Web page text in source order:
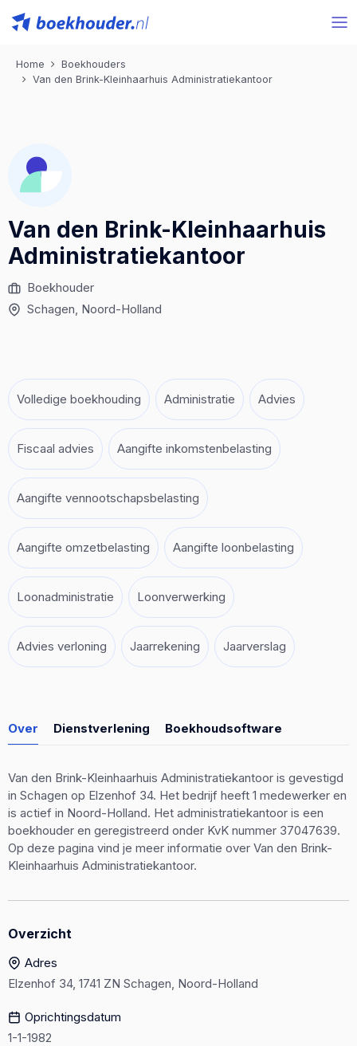
Home
Boekhouders
Van den Brink-Kleinhaarhuis Administratiekantoor
Van den Brink-Kleinhaarhuis
Administratiekantoor
Boekhouder
Schagen, Noord-Holland
Volledige boekhouding Administratie Advies
Fiscaal advies Aangifte inkomstenbelasting
Aangifte vennootschapsbelasting
Aangifte omzetbelasting Aangifte loonbelasting
Loonadministratie Loonverwerking
Advies verloning Jaarrekening Jaarverslag
Over Dienstverlening Boekhoudsoftware
Van den Brink-Kleinhaarhuis Administratiekantoor is gevestigd
in Schagen op Elzenhof 34. Het bedrijf heeft 1 medewerker en
is actief in Noord-Holland. Het administratiekantoor is een
boekhouder en geregistreerd onder KvK nummer 37047639.
Op deze pagina vind je meer informatie over Van den Brink-
Kleinhaarhuis Administratiekantoor.
Overzicht
Adres
Elzenhof 34, 1741 ZN Schagen, Noord-Holland
Oprichtingsdatum
1-1-1982